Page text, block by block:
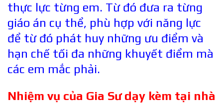
thực lực từng em. Từ đó đưa ra từng
giáo án cụ thể, phù hợp với năng lực
để từ đó phát huy những ưu điểm và
hạn chế tối đa những khuyết điểm mà
các em mắc phải.
Nhiệm vụ của Gia Sư dạy kèm tại nhà